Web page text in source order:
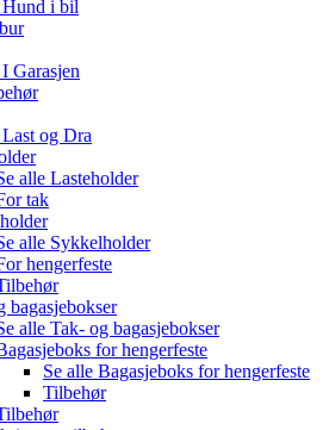
Hund i bil
I Garasjen
Last og Dra
alle Lasteholder
tak
alle Sykkelholder
hengerfeste
bagasjebokser
alle Tak- og bagasjebokser
for hengerfeste
Se alle Bagasjeboks for hengerfeste
Tilbehør